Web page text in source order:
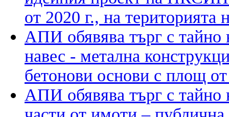
от 2020 г., на
АПИ обявява търг с тайно
навес - метална
бетонови основи с площ
АПИ обявява търг с тайно